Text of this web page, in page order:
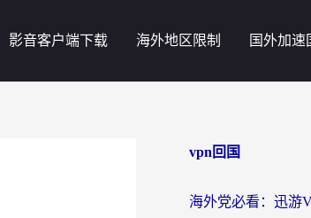
影音客户端下载 海外地区限制 国外加速
vpn回国